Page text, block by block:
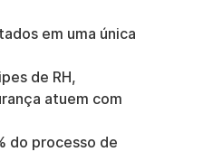
em uma única
de RH,
atuem com
do processo de